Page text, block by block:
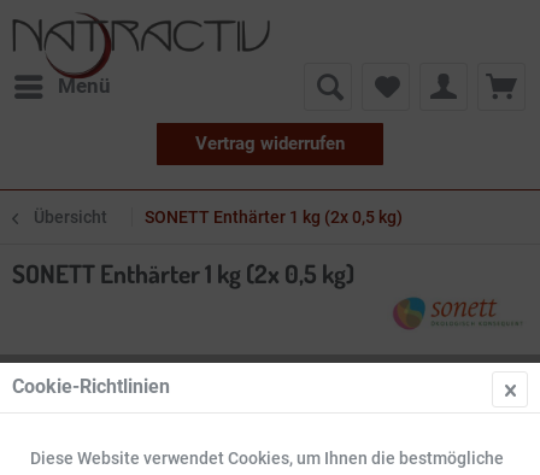
Menü
Vertrag widerrufen
Übersicht SONETT Enthärter 1 kg (2x 0,5 kg)
SONETT Enthärter 1 kg (2x 0,5 kg)
Cookie-Richtlinien
Diese Website verwendet Cookies, um Ihnen die bestmögliche